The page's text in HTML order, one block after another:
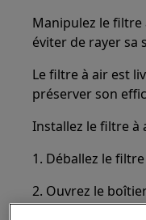
Manipulez le
éviter de rayer sa
Le filtre à air est
préserver son
Installez le filtre à
1. Déballez le
2. Ouvrez le
surface plissée